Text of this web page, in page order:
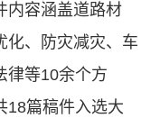
内容涵盖道路材
化、防灾减灾、车
律等10余个方
18篇稿件入选大